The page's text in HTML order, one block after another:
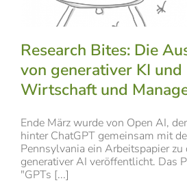
Research Bites: Die
von generativer KI
Wirtschaft und
Ende März wurde von Open AI,
hinter ChatGPT gemeinsam mit
Pennsylvania ein Arbeitspapier
generativer AI veröffentlicht. Das
"GPTs [...]